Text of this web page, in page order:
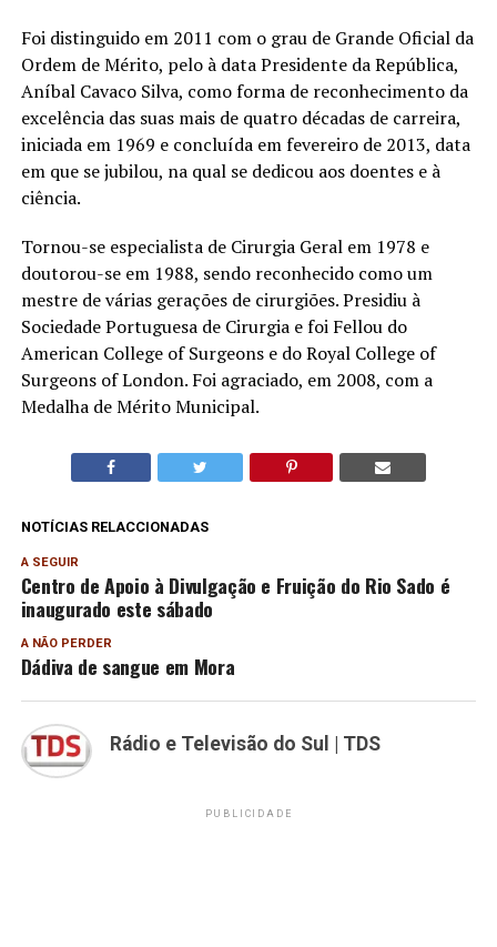
Foi distinguido em 2011 com o grau de Grande Oficial da
Ordem de Mérito, pelo à data Presidente da República,
Aníbal Cavaco Silva, como forma de reconhecimento da
excelência das suas mais de quatro décadas de carreira,
iniciada em 1969 e concluída em fevereiro de 2013, data
em que se jubilou, na qual se dedicou aos doentes e à
ciência.
Tornou-se especialista de Cirurgia Geral em 1978 e
doutorou-se em 1988, sendo reconhecido como um
mestre de várias gerações de cirurgiões. Presidiu à
Sociedade Portuguesa de Cirurgia e foi Fellou do
American College of Surgeons e do Royal College of
Surgeons of London. Foi agraciado, em 2008, com a
Medalha de Mérito Municipal.
NOTÍCIAS RELACCIONADAS
A SEGUIR
Centro de Apoio à Divulgação e Fruição do Rio Sado é
inaugurado este sábado
A NÃO PERDER
Dádiva de sangue em Mora
Rádio e Televisão do Sul | TDS
PUBLICIDADE